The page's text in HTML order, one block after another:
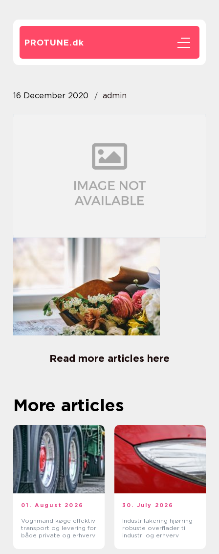
PROTUNE.dk
16 December 2020 admin
Read more articles here
More articles
01. August 2026
Vognmand køge effektiv
transport og levering for
både private og erhverv
30. July 2026
Industrilakering hjørring
robuste overflader til
industri og erhverv